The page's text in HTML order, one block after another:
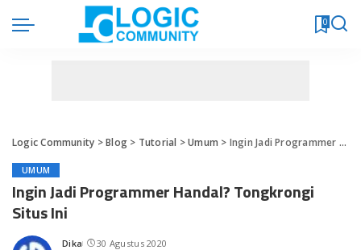
0
Logic Community >Blog> Tutorial >Umum > Ingin Jadi Programmer Handal? Tongkrongi Situs Ini
UMUM
Ingin Jadi Programmer Handal? Tongkrongi
Situs Ini
Dika 30 Agustus 2020